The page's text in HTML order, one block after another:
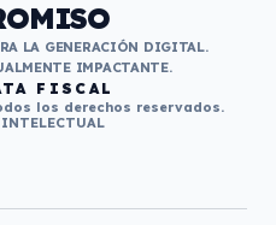
LA GENERACIÓN DIGITAL.
IMPACTANTE.
FISCAL
los derechos reservados.